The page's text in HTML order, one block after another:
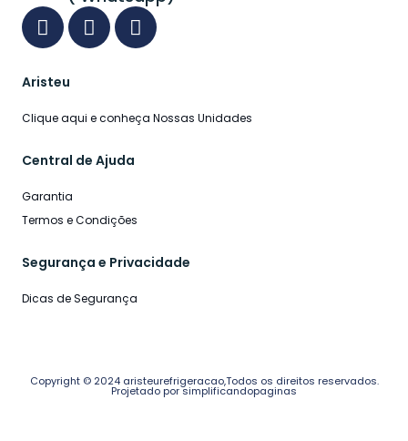
Aristeu
Clique aqui e conheça Nossas Unidades
Central de Ajuda
Garantia
Termos e Condições
Segurança e Privacidade
Dicas de Segurança
Copyright © 2024 aristeurefrigeracao,Todos os direitos reservados.
Projetado por simplificandopaginas